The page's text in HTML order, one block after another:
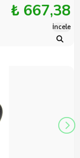
₺ 667,38
İncele